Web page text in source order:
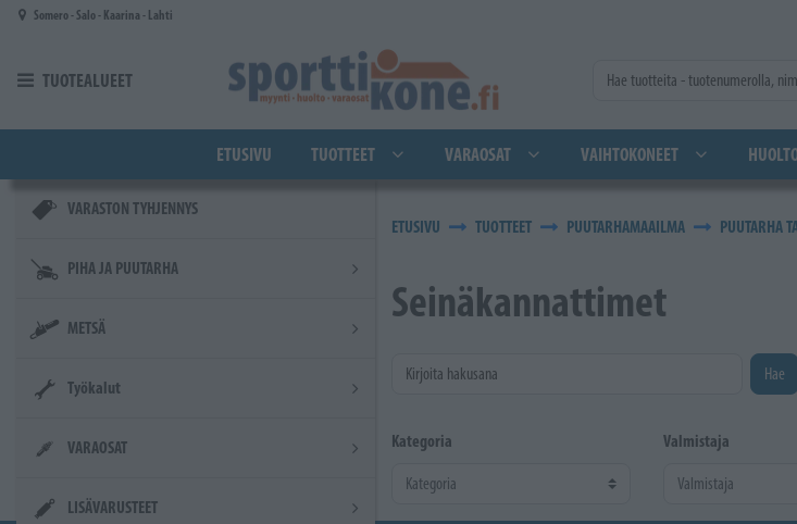
Siirry pääsisältöön
Somero - Salo - Kaarina - Lahti
TUOTEALUEET
ETUSIVU TUOTTEET VARAOSAT VAIHTOKONEET
VARASTON TYHJENNYS
PIHA JA PUUTARHA
METSÄ
Työkalut
VARAOSAT
LISÄVARUSTEET
ETUSIVU TUOTTEET PUUTARHAMAAILMA PUUTARHA
Seinäkannattimet
Kirjoita hakusana Hae
Kategoria Valmistaja